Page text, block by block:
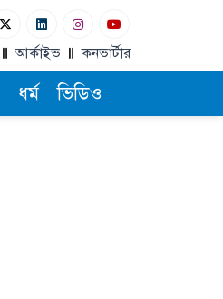
আর্কাইভ কনভার্টার
ধর্ম ভিডিও